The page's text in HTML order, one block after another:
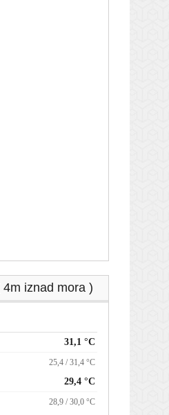
iznad mora )
31,1 °C
25,4 / 31,4 °C
29,4 °C
28,9 / 30,0 °C